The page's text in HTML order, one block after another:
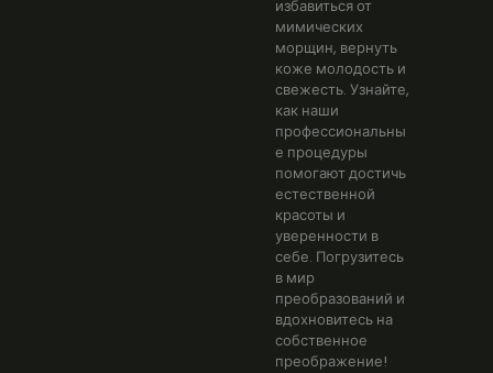
избавиться от
мимических
морщин, вернуть
коже молодость и
свежесть. Узнайте,
как наши
профессиональны
е процедуры
помогают достичь
естественной
красоты и
уверенности в
себе. Погрузитесь
в мир
преобразований и
вдохновитесь на
собственное
преображение!